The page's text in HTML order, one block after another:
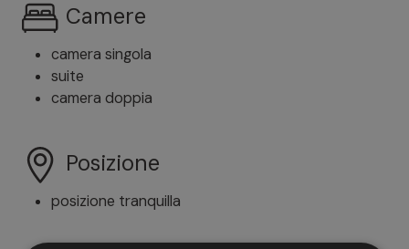
Camere
camera singola
suite
camera doppia
Posizione
posizione tranquilla